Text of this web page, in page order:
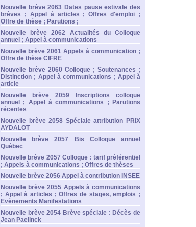
Nouvelle brève 2063 Dates pause estivale des
brèves ; Appel à articles ; Offres d'emploi ;
Offre de thèse ; Parutions ;
Nouvelle brève 2062 Actualités du Colloque
annuel ; Appel à communications
Nouvelle brève 2061 Appels à communication ;
Offre de thèse CIFRE
Nouvelle brève 2060 Colloque ; Soutenances ;
Distinction ; Appel à communications ; Appel à
article
Nouvelle brève 2059 Inscriptions colloque
annuel ; Appel à communications ; Parutions
récentes
Nouvelle brève 2058 Spéciale attribution PRIX
AYDALOT
Nouvelle brève 2057 Bis Colloque annuel
Québec
Nouvelle brève 2057 Colloque : tarif préférentiel
; Appels à communications ; Offres de thèses
Nouvelle brève 2056 Appel à contribution INSEE
Nouvelle brève 2055 Appels à communications
; Appel à articles ; Offres de stages, emplois ;
Evènements Manifestations
Nouvelle brève 2054 Brève spéciale : Décès de
Jean Paelinck